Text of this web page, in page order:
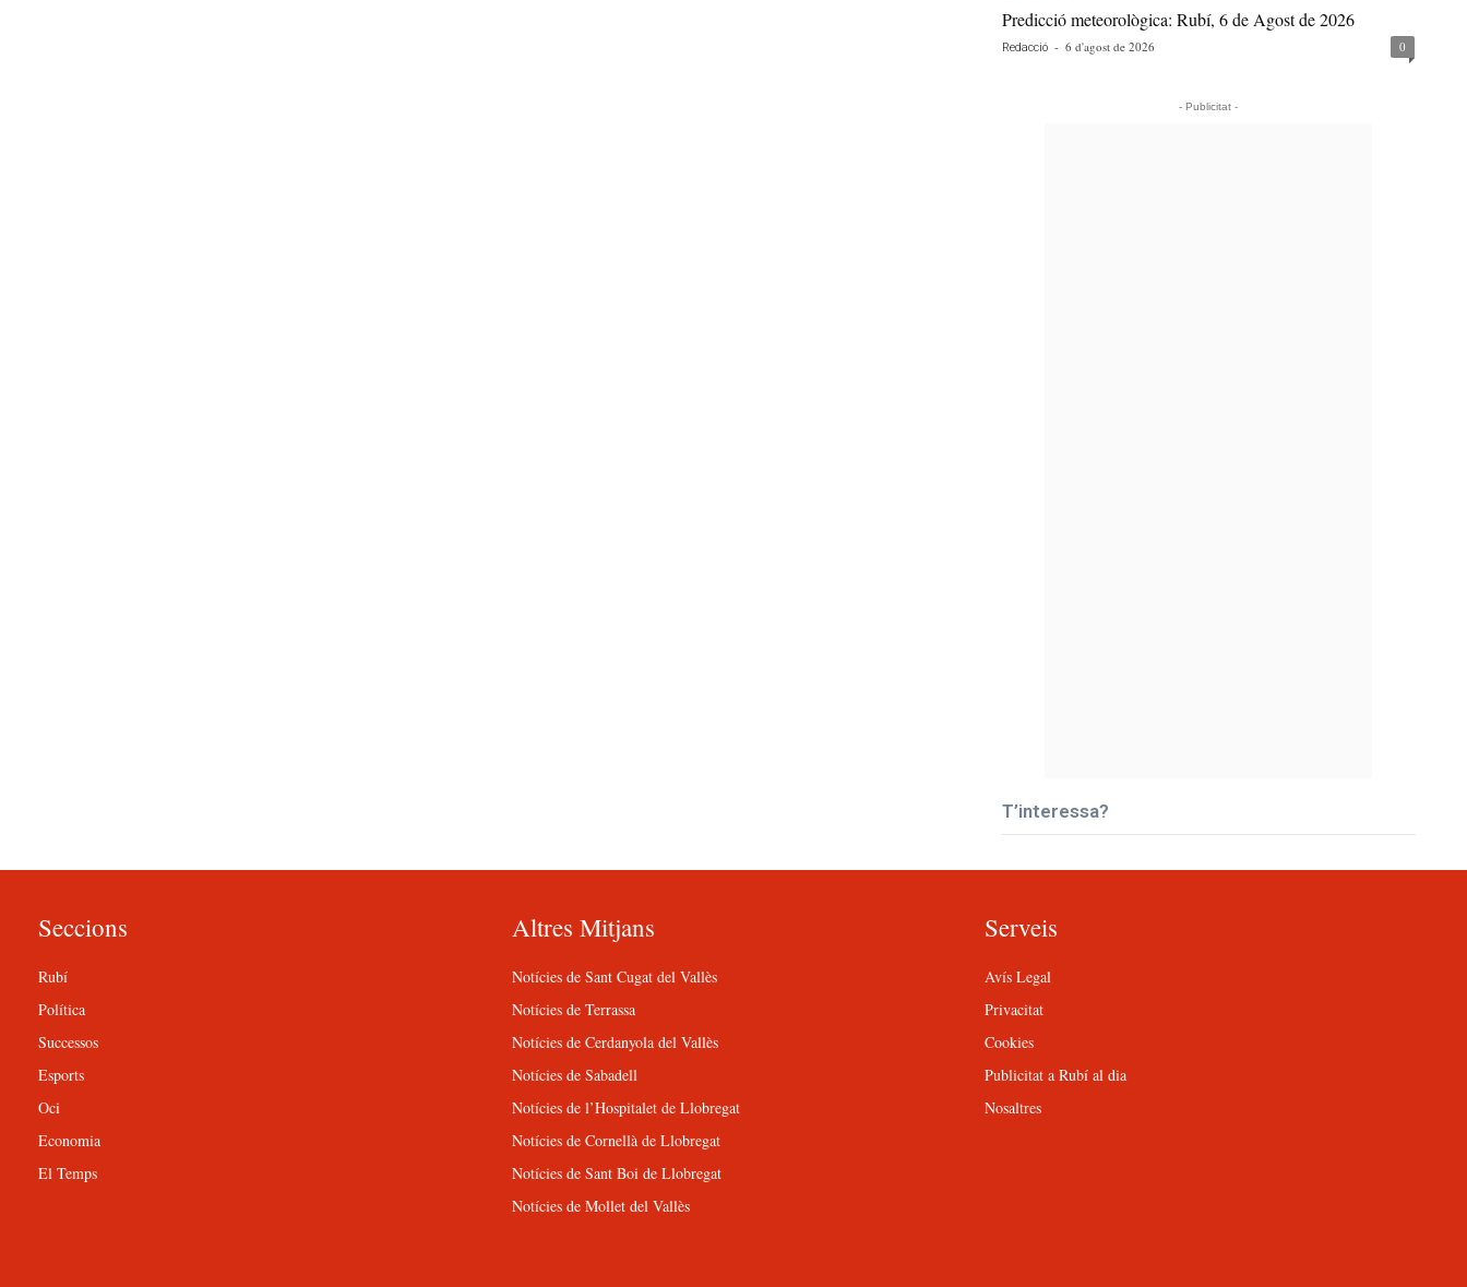
Predicció meteorològica: Rubí, 6 de Agost de 2026
Redacció - 6 d'agost de 2026 0
- Publicitat -
T’interessa?
Seccions
Rubí
Política
Successos
Esports
Oci
Economia
El Temps
Altres Mitjans
Notícies de Sant Cugat del Vallès
Notícies de Terrassa
Notícies de Cerdanyola del Vallès
Notícies de Sabadell
Notícies de l’Hospitalet de Llobregat
Notícies de Cornellà de Llobregat
Notícies de Sant Boi de Llobregat
Notícies de Mollet del Vallès
Serveis
Avís Legal
Privacitat
Cookies
Publicitat a Rubí al dia
Nosaltres